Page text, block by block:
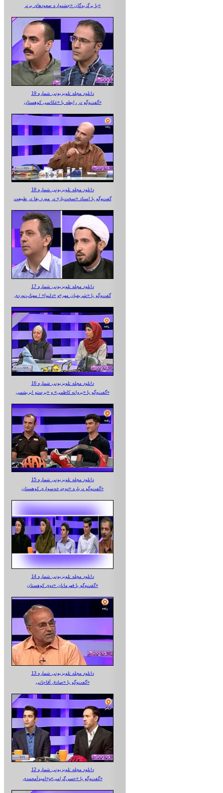
با برگزیدگان «جشنواره صعودهای برتر»
دانلود مجله تلویزیونی شماره 19
گفت‌وگو در رابطه با «عکاسی کوهستان»
دانلود مجله تلویزیونی شماره 18
گفت‌وگو با استاد «سخت‌باز» در مورد بقا در طبیعت
دانلود مجله تلویزیونی شماره 17
گفت‌وگو با «شریفیان مهر»‌و «دلنوا» / مهتاب‌نوردی
دانلود مجله تلویزیونی شماره 16
گفت‌وگو با «پروانه کاظمی» و «پرستو‌ ابریشمی»
دانلود مجله تلویزیونی شماره 15
گفت‌وگو درباره «دوچرخه‌سواری کوهستان»
دانلود مجله تلویزیونی شماره 14
گفت‌وگو با قهرمانان «دوی کوهستان»
دانلود مجله تلویزیونی شماره 13
گفت‌وگو با «صادق آقاجانی»
دانلود مجله تلویزیونی شماره 12
گفت‌وگو با «حسن‌گرامی»و«امیدآمحمدی»